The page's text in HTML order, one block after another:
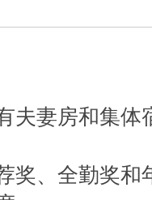
夫妻房和集体
奖、全勤奖和